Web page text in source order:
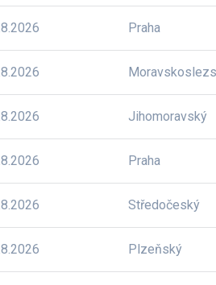
Praha
Jihomoravský
Praha
Středočeský
Plzeňský